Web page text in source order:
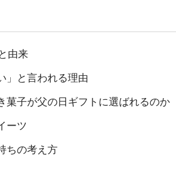
由来
」と言われる理由
菓子が父の日ギフトに選ばれるのか
ーツ
ちの考え方